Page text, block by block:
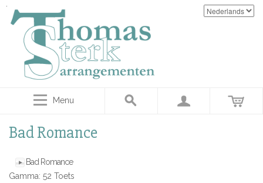
Menu
Bad Romance
Bad Romance
Gamma: 52 Toets